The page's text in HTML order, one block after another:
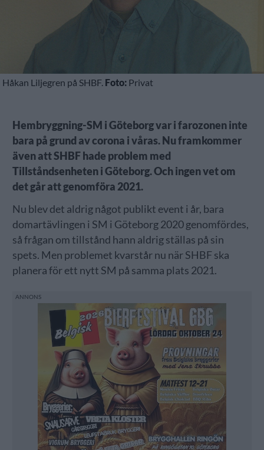
Håkan Liljegren på SHBF. Foto: Privat
Hembryggning-SM i Göteborg var i farozonen inte
bara på grund av corona i våras. Nu framkommer
även att SHBF hade problem med
Tillståndsenheten i Göteborg. Och ingen vet om
det går att genomföra 2021.
Nu blev det aldrig något publikt event i år, bara
domartävlingen i SM i Göteborg 2020 genomfördes,
så frågan om tillstånd hann aldrig ställas på sin
spets. Men problemet kvarstår nu när SHBF ska
planera för ett nytt SM på samma plats 2021.